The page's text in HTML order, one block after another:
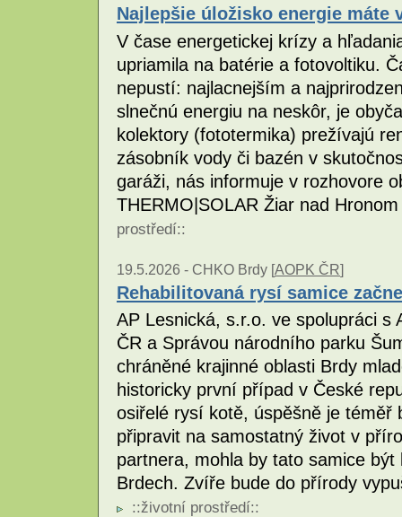
Najlepšie úložisko energie máte
V čase energetickej krízy a
upriamila na batérie a fotovoltiku.
nepustí: najlacnejším a
slnečnú energiu na neskôr, je
kolektory (fototermika) prežívajú
zásobník vody či bazén v
garáži, nás informuje v rozhovore
THERMO|SOLAR Žiar nad
prostředí::
19.5.2026 - CHKO Brdy [AOPK ČR]
Rehabilitovaná rysí samice
AP Lesnická, s.r.o. ve spolupráci s
ČR a Správou národního parku
chráněné krajinné oblasti Brdy
historicky první případ v České
osiřelé rysí kotě, úspěšně je téměř
připravit na samostatný život v
partnera, mohla by tato samice
Brdech. Zvíře bude do přírody
::životní prostředí::